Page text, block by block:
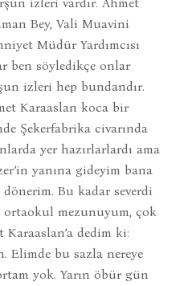
Bey, Vali Muavini
Müdür Yardımcısı
ben söyledikçe onlar
izleri hep bundandır.
Karaaslan koca bir
Şekerfabrika civarında
yer hazırlarlardı ama
yanına gideyim bana
Bu kadar severdi
ortaokul mezunuyum, çok
dedim ki:
Elimde bu sazla nereye
yok. Yarın öbür gün